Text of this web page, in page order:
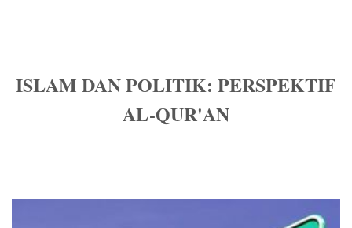
ISLAM DAN POLITIK: PERSPEKTIF
AL-QUR'AN